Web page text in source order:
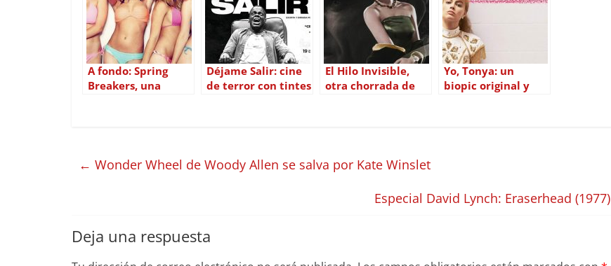
A fondo: Spring
Breakers, una
Déjame Salir: cine
de terror con tintes
El Hilo Invisible,
otra chorrada de
Yo, Tonya: un
biopic original y
← Wonder Wheel de Woody Allen se salva por Kate Winslet
Especial David Lynch: Eraserhead (1977)
Deja una respuesta